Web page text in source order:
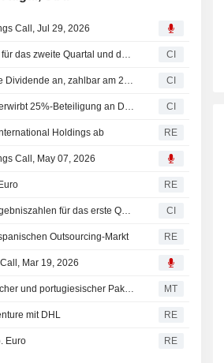
Call, Jul 29, 2026
CTT - Correios De Portugal, S.A. legt Ergebnisse für das zweite Quartal und das erste Halbjahr bis zum 30. Juni 2026 vor CI
CTT - Correios De Portugal, S.A. kündigt jährliche Dividende an, zahlbar am 28. Mai 2026 CI
CTT - Correios De Portugal, S.A. (ENXTLS:CTT) erwirbt 25%-Beteiligung an DHL Parcel Iberia, S.L., Sociedad Unipersonal von der Deutschen Post AG (XTRA:DHL). CI
Holdings ab RE
Call, May 07, 2026
RE
CTT - Correios De Portugal, S.A. veröffentlicht Ergebniszahlen für das erste Quartal zum 31. März 2026 CI
Outsourcing-Markt RE
Mar 19, 2026
EU genehmigt Gemeinschaftsübernahme spanischer und portugiesischer Paketdienstleister durch CTT und Deutsche Post MT
mit DHL RE
Euro RE